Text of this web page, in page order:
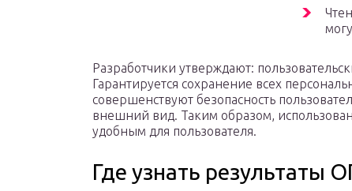
Разработчики утверждают:
Гарантируется сохранение всех
совершенствуют безопасность
внешний вид. Таким образом,
удобным для пользователя.
Где узнать результаты